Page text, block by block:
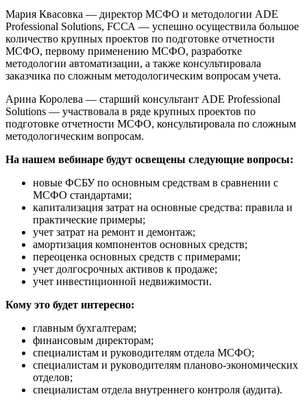
Мария Квасовка — директор МСФО и методологии ADE
Professional Solutions, FССА — успешно осуществила большое
количество крупных проектов по подготовке отчетности
МСФО, первому применению МСФО, разработке
методологии автоматизации, а также консультировала
заказчика по сложным методологическим вопросам учета.
Арина Королева — старший консультант ADE Professional
Solutions — участвовала в ряде крупных проектов по
подготовке отчетности МСФО, консультировала по сложным
методологическим вопросам.
На нашем вебинаре будут освещены следующие вопросы:
новые ФСБУ по основным средствам в сравнении с
МСФО стандартами;
капитализация затрат на основные средства: правила и
практические примеры;
учет затрат на ремонт и демонтаж;
амортизация компонентов основных средств;
переоценка основных средств с примерами;
учет долгосрочных активов к продаже;
учет инвестиционной недвижимости.
Кому это будет интересно:
главным бухгалтерам;
финансовым директорам;
специалистам и руководителям отдела МСФО;
специалистам и руководителям планово-экономических
отделов;
специалистам отдела внутреннего контроля (аудита).